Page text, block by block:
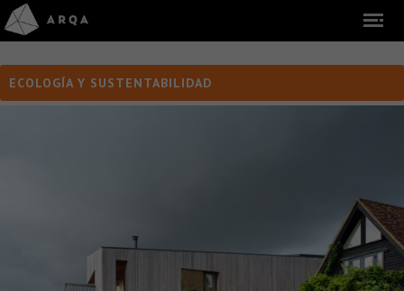
ECOLOGÍA Y SUSTENTABILIDAD